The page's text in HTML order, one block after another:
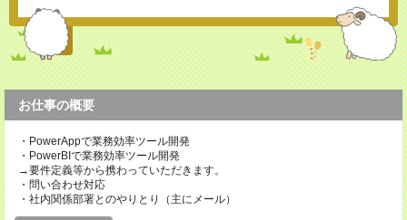
お仕事の概要
・PowerAppで業務効率ツール開発
・PowerBIで業務効率ツール開発
→要件定義等から携わっていただきます。
・問い合わせ対応
・社内関係部署とのやりとり（主にメール）